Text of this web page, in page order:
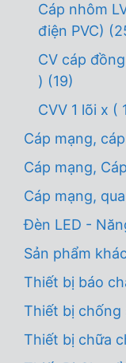
Cáp nhôm
điện PVC)
CV cáp
) (19)
CVV 1 lõi x (
Cáp mạng,
Cáp mạng,
Cáp mạng,
Đèn LED -
Sản phẩm khác
Thiết bị báo
Thiết bị chống
Thiết bị chữa